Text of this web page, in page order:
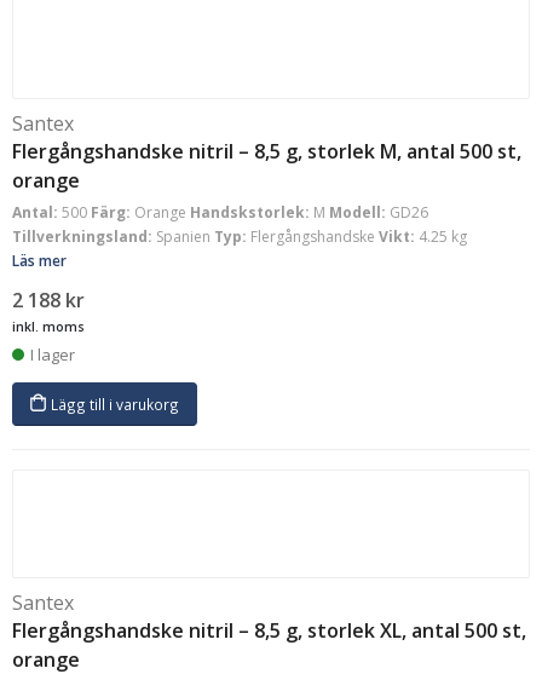
Santex
Flergångshandske nitril – 8,5 g, storlek M, antal 500 st,
orange
Antal: 500 Färg: Orange Handskstorlek: M Modell: GD26
Tillverkningsland: Spanien Typ: Flergångshandske Vikt: 4.25 kg
Läs mer
2 188 kr
inkl. moms
I lager
Lägg till i varukorg
Santex
Flergångshandske nitril – 8,5 g, storlek XL, antal 500 st,
orange